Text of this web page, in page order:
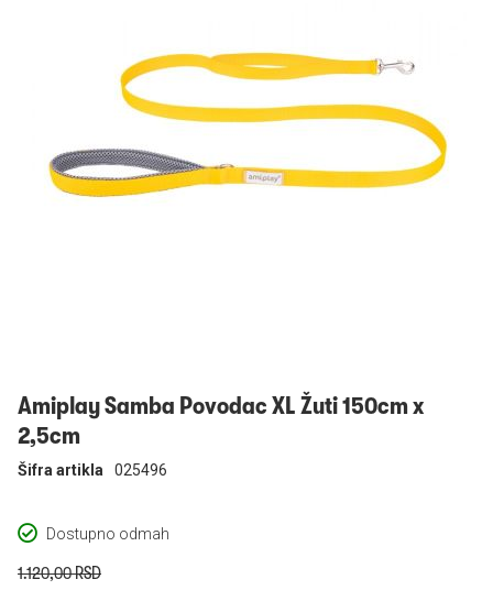
Amiplay Samba Povodac XL Žuti 150cm x
2,5cm
Dostupno odmah
Šifra artikla 025496
1.120,00 RSD